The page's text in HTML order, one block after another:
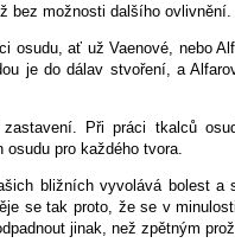
bez možnosti dalšího ovlivnění.
osudu, ať už Vaenové, nebo
je do dálav stvoření, a
Při práci tkalců
pro každého tvora.
bližních vyvolává bolest
se tak proto, že se v
jinak, než zpětným